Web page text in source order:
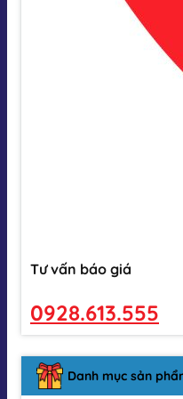
Tư vấn báo giá
0928.613.555
Danh mục sản